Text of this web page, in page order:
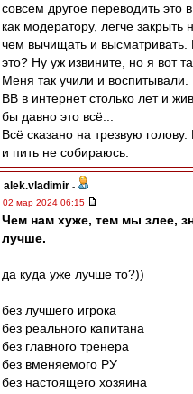
совсем другое переводить это
как модератору, легче закрыть
чем вычищать и высматривать.
это? Ну уж извините, но я вот
Меня так учили и
ВВ в интернет столько лет и
бы давно это всё...
Всё сказано на трезвую
и пить не собираюсь.
alek.vladimir -
02 мар 2024 06:15
Чем нам хуже, тем мы злее,
лучше.
да куда уже лучше то?))
без лучшего игрока
без реального капитана
без главного тренера
без вменяемого РУ
без настоящего хозяина